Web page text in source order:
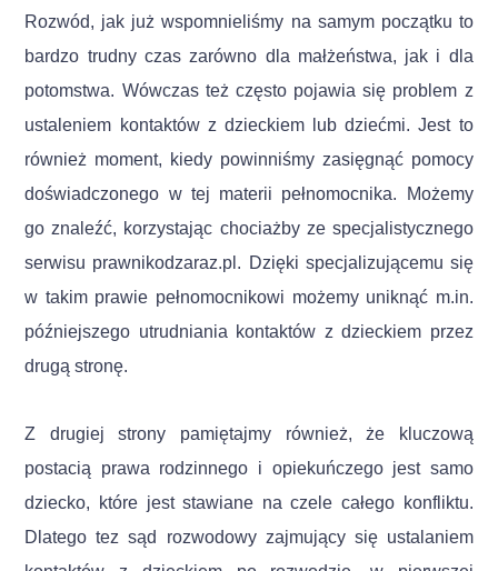
Rozwód, jak już wspomnieliśmy na samym początku to
bardzo trudny czas zarówno dla małżeństwa, jak i dla
potomstwa. Wówczas też często pojawia się problem z
ustaleniem kontaktów z dzieckiem lub dziećmi. Jest to
również moment, kiedy powinniśmy zasięgnąć pomocy
doświadczonego w tej materii pełnomocnika. Możemy
go znaleźć, korzystając chociażby ze specjalistycznego
serwisu prawnikodzaraz.pl. Dzięki specjalizującemu się
w takim prawie pełnomocnikowi możemy uniknąć m.in.
późniejszego utrudniania kontaktów z dzieckiem przez
drugą stronę.
Z drugiej strony pamiętajmy również, że kluczową
postacią prawa rodzinnego i opiekuńczego jest samo
dziecko, które jest stawiane na czele całego konfliktu.
Dlatego tez sąd rozwodowy zajmujący się ustalaniem